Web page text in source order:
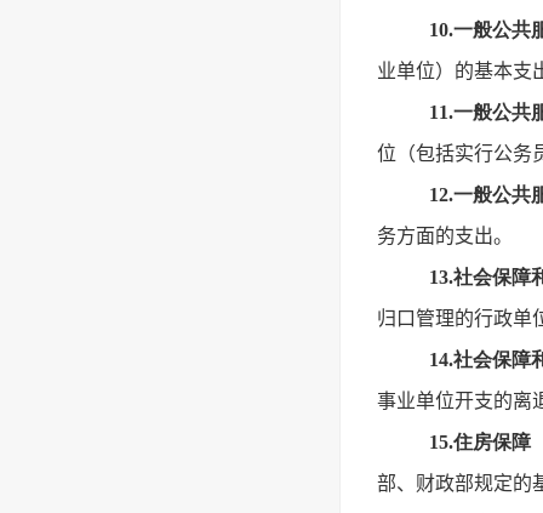
10.一般公共
业单位）的基本支
11.一般公共
位（包括实行公务
12.一般公共
务方面的支出。
13.社会保障
归口管理的行政单
14.社会保障
事业单位开支的离
15.住房保障
部、财政部规定的